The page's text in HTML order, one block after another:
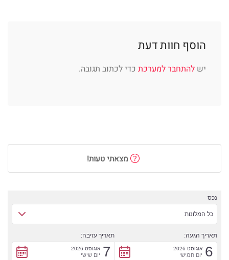
הוסף חוות דעת
יש להתחבר למערכת כדי לכתוב תגובה.
מצאתי טעות!
נכס
כל המלונות
תאריך הגעה:
6 אוגוסט 2026
יום חמישי
תאריך עזיבה:
7 אוגוסט 2026
יום שישי